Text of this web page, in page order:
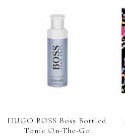
HUGO BOSS Boss Bottled
Tonic On-The-Go